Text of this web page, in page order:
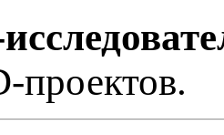
проектов.